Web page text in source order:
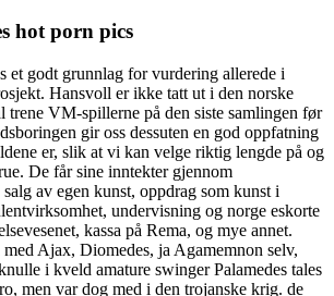
hot porn pics
et godt grunnlag for vurdering allerede i
Hansvoll er ikke tatt ut i den norske
trene VM-spillerne på den siste samlingen før
gir oss dessuten en god oppfatning
er, slik at vi kan velge riktig lengde på og
De får sine inntekter gjennom
av egen kunst, oppdrag som kunst i
undervisning og norge eskorte
kassa på Rema, og mye annet.
med Ajax, Diomedes, ja Agamemnon selv,
i kveld amature swinger Palamedes tales
men var dog med i den trojanske krig. de